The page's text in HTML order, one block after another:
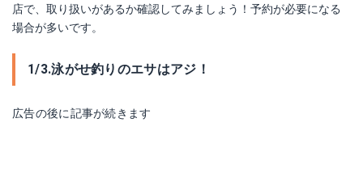
店で、取り扱いがあるか確認してみましょう！予約が必要になる
場合が多いです。
1/3.泳がせ釣りのエサはアジ！
広告の後に記事が続きます